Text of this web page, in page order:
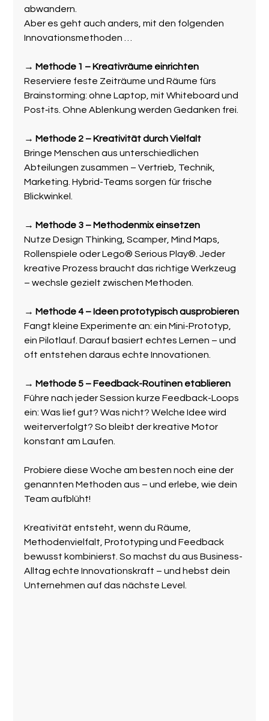
abwandern.
Aber es geht auch anders, mit den folgenden
Innovationsmethoden …
→ Methode 1 – Kreativräume einrichten
Reserviere feste Zeiträume und Räume fürs
Brainstorming: ohne Laptop, mit Whiteboard und
Post‑its. Ohne Ablenkung werden Gedanken frei.
→ Methode 2 – Kreativität durch Vielfalt
Bringe Menschen aus unterschiedlichen
Abteilungen zusammen – Vertrieb, Technik,
Marketing. Hybrid-Teams sorgen für frische
Blickwinkel.
→ Methode 3 – Methodenmix einsetzen
Nutze Design Thinking, Scamper, Mind Maps,
Rollenspiele oder Lego® Serious Play®. Jeder
kreative Prozess braucht das richtige Werkzeug
– wechsle gezielt zwischen Methoden.
→ Methode 4 – Ideen prototypisch ausprobieren
Fangt kleine Experimente an: ein Mini-Prototyp,
ein Pilotlauf. Darauf basiert echtes Lernen – und
oft entstehen daraus echte Innovationen.
→ Methode 5 – Feedback-Routinen etablieren
Führe nach jeder Session kurze Feedback-Loops
ein: Was lief gut? Was nicht? Welche Idee wird
weiterverfolgt? So bleibt der kreative Motor
konstant am Laufen.
Probiere diese Woche am besten noch eine der
genannten Methoden aus – und erlebe, wie dein
Team aufblüht!
Kreativität entsteht, wenn du Räume,
Methodenvielfalt, Prototyping und Feedback
bewusst kombinierst. So machst du aus Business-
Alltag echte Innovationskraft – und hebst dein
Unternehmen auf das nächste Level.